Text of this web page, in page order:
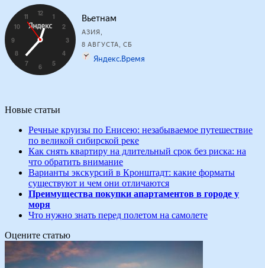
Новые статьи
Речные круизы по Енисею: незабываемое путешествие
по великой сибирской реке
Как снять квартиру на длительный срок без риска: на
что обратить внимание
Варианты экскурсий в Кронштадт: какие форматы
существуют и чем они отличаются
Преимущества покупки апартаментов в городе у
моря
Что нужно знать перед полетом на самолете
Оцените статью